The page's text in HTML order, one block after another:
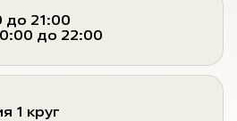
до 21:00
до 22:00
1 круг